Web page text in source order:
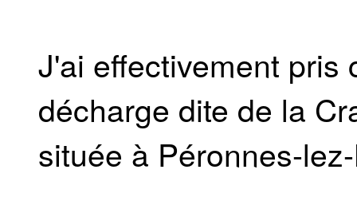
J'ai effectivement pris
décharge dite de la
située à Péronnes-